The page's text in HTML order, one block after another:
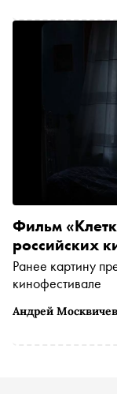
Андрей Москвичев
Фильм
российских
Ранее картину
кинофестивале